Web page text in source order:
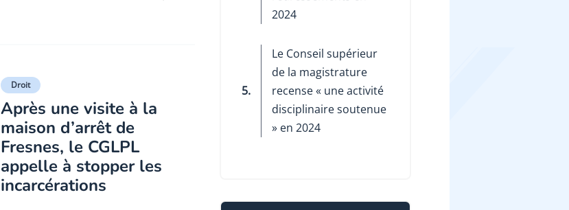
Droit
Après une visite à la
maison d’arrêt de
Fresnes, le CGLPL
appelle à stopper les
incarcérations
2024
5.
Le Conseil supérieur
de la magistrature
recense « une activité
disciplinaire soutenue
» en 2024